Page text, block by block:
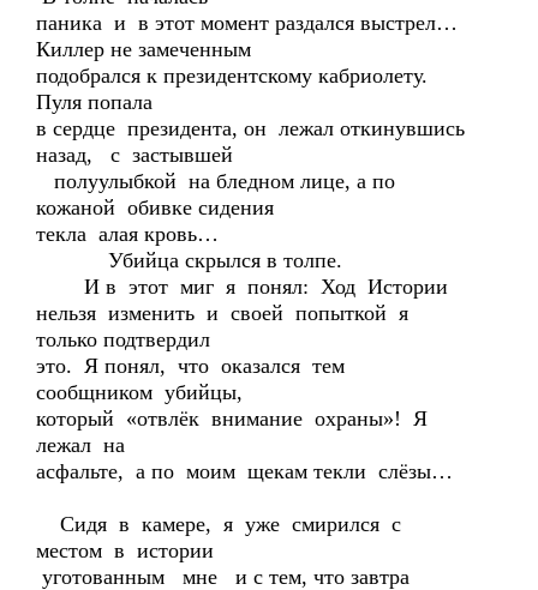
паника и в этот момент раздался выстрел…
Киллер не замеченным
подобрался к президентскому кабриолету.
Пуля попала
в сердце президента, он лежал откинувшись
назад, с застывшей
полуулыбкой на бледном лице, а по
кожаной обивке сидения
текла алая кровь…
Убийца скрылся в толпе.
И в этот миг я понял: Ход Истории
нельзя изменить и своей попыткой я
только подтвердил
это. Я понял, что оказался тем
сообщником убийцы,
который «отвлёк внимание охраны»! Я
лежал на
асфальте, а по моим щекам текли слёзы…
Сидя в камере, я уже смирился с
местом в истории
уготованным мне и с тем, что завтра